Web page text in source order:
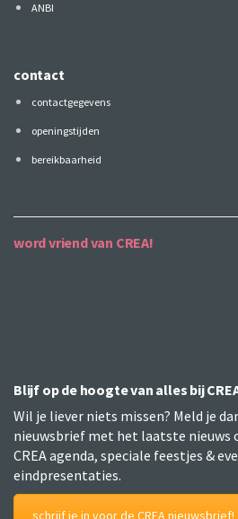
ANBI
contact
contactgegevens
openingstijden
bereikbaarheid
word vriend van CREA!
Blijf op de hoogte van alles bij
Wil je liever niets missen? Meld je
nieuwsbrief met het laatste nieuws
CREA agenda, speciale feestjes &
eindpresentaties.
schrijf je in voor de CREA nieuwsbrief!